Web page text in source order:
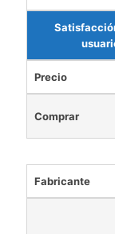
Precio
Comprar
Fabricante